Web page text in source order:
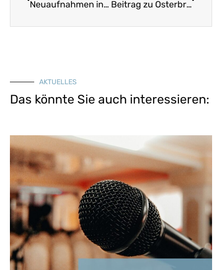
Neuaufnahmen in das Bayerische Landesverzeichnis des immateriellen Kulturerbes Beitrag zu Osterbrunnen im Bayerischen Fernsehen
AKTUELLES
Das könnte Sie auch interessieren: